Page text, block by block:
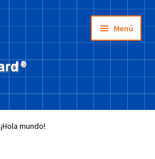
Menú
¡Hola mundo!